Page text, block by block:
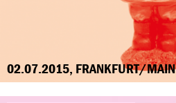
02.07.2015, FRANKFURT/MAIN